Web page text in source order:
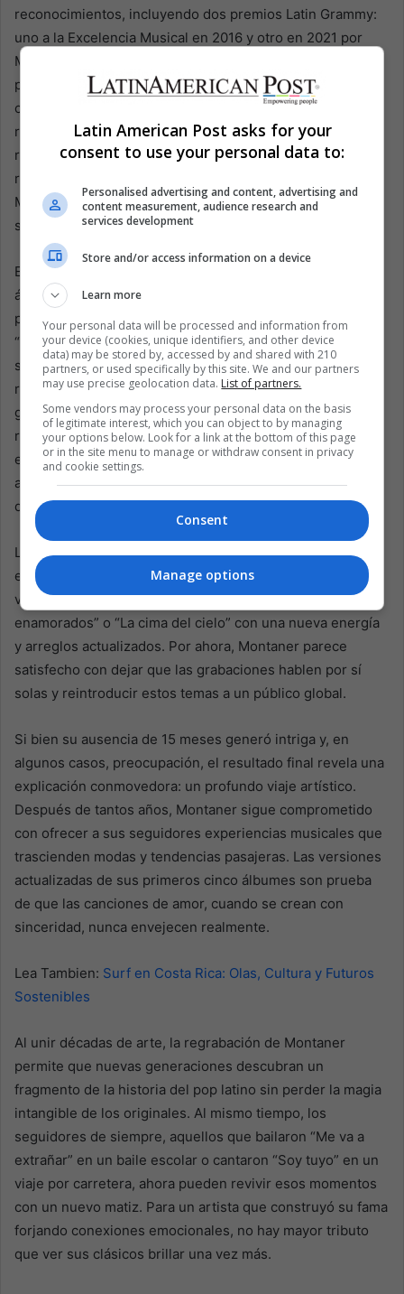
reconocimientos, incluyendo dos premios Latin Grammy:
uno a la Excelencia Musical en 2016 y otro en 2021 por
Mejor Canción Tropical. Aunque el público lo conoce
principalmente por sus baladas melancólicas, su
creatividad también se extiende a acciones benéficas y
reflexiones sobre temas sociales. Este proyecto de
regrabación agrega una nueva dimensión a su legado. Al
reconstruir meticulosamente cada acorde y letra,
Montaner demuestra que la nostalgia puede renovarse,
siempre que se inviertan pasión, tiempo y dedicación.
En cierto modo, su decisión de regrabar sus primeros
álbumes refleja los cambios en la industria musical. En el
pasado, los artistas solían lanzar recopilaciones de
“grandes éxitos” para atraer a la nostalgia de sus
seguidores. Hoy, los avances tecnológicos permiten
refrescar material antiguo y conectar con distintas
generaciones. El enfoque de Montaner es la autenticidad:
reconstruir la esencia musical y preservar una sensación
especial, una tendencia cada vez más común entre
artistas que buscan revitalizar su catálogo para la era
digital.
La gran incógnita es si Montaner volverá pronto a los
escenarios para interpretar estas versiones renovadas en
vivo. Los fans de todo el mundo anhelan verlo cantar “Tan
enamorados” o “La cima del cielo” con una nueva energía
y arreglos actualizados. Por ahora, Montaner parece
satisfecho con dejar que las grabaciones hablen por sí
solas y reintroducir estos temas a un público global.
Si bien su ausencia de 15 meses generó intriga y, en
algunos casos, preocupación, el resultado final revela una
explicación conmovedora: un profundo viaje artístico.
Después de tantos años, Montaner sigue comprometido
con ofrecer a sus seguidores experiencias musicales que
trascienden modas y tendencias pasajeras. Las versiones
actualizadas de sus primeros cinco álbumes son prueba
de que las canciones de amor, cuando se crean con
sinceridad, nunca envejecen realmente.
Lea Tambien: Surf en Costa Rica: Olas, Cultura y Futuros
Sostenibles
Al unir décadas de arte, la regrabación de Montaner
permite que nuevas generaciones descubran un
fragmento de la historia del pop latino sin perder la magia
intangible de los originales. Al mismo tiempo, los
seguidores de siempre, aquellos que bailaron “Me va a
extrañar” en un baile escolar o cantaron “Soy tuyo” en un
viaje por carretera, ahora pueden revivir esos momentos
con un nuevo matiz. Para un artista que construyó su fama
forjando conexiones emocionales, no hay mayor tributo
que ver sus clásicos brillar una vez más.
Latin American Post asks for your
consent to use your personal data to:
Personalised advertising and content, advertising and
content measurement, audience research and
services development
Store and/or access information on a device
Learn more
Your personal data will be processed and information from
your device (cookies, unique identifiers, and other device
data) may be stored by, accessed by and shared with 210
partners, or used specifically by this site. We and our partners
may use precise geolocation data. List of partners.
Some vendors may process your personal data on the basis
of legitimate interest, which you can object to by managing
your options below. Look for a link at the bottom of this page
or in the site menu to manage or withdraw consent in privacy
and cookie settings.
Consent
Manage options